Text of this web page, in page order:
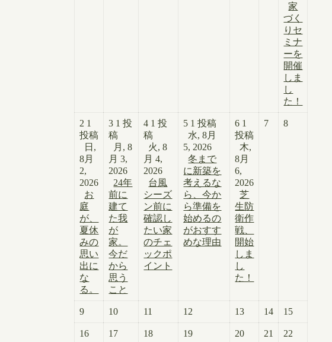
家
づく
りセ
ミナ
ーを
開催
しま
し
た！
2 1
投稿
日,
8月
2,
2026
お
庭
が、
夏休
みの
思い
出に
な
る。
3 1 投
稿
月, 8
月 3,
2026
24年
前に
建て
た我
が
家。
今だ
から
思う
こと
4 1 投
稿
火, 8
月 4,
2026
台風
シーズ
ン前に
確認し
たい家
のチェ
ックポ
イント
5 1 投稿
水, 8月
5, 2026
冬まで
に新築を
考えるな
ら、今か
ら準備を
始めるの
がおすす
めな理由
6 1
投稿
木,
8月
6,
2026
芝
生防
衛作
戦、
開始
しま
し
た！
7 8
9 10 11 12 13 14 15
16 17 18 19 20 21 22